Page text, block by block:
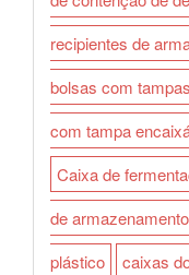
recipientes de
bolsas com tampas
com tampa
Caixa de
de
plástico
caixas